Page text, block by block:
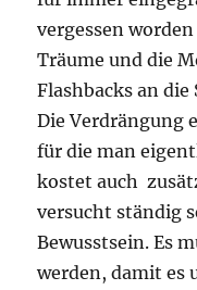
vergessen
Träume und die
Flashbacks an
Die Verdrängung
für die man
kostet auch
versucht ständig
Bewusstsein. Es
werden, damit es